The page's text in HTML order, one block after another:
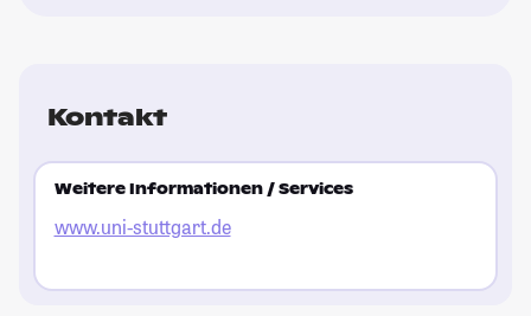
Kontakt
Weitere Informationen / Services
www.uni-stuttgart.de